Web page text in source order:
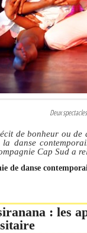
Deux
de bonheur ou
danse
Cap Sud a
de danse
: les